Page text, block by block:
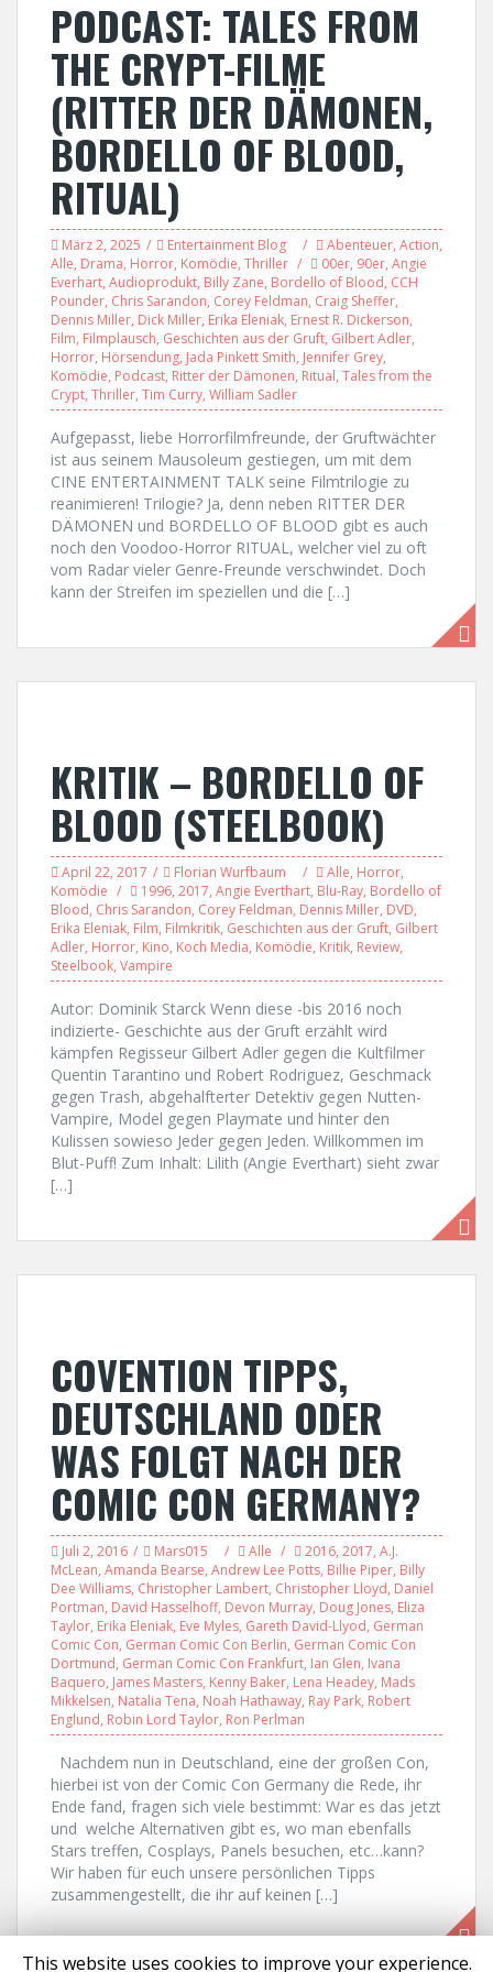
PODCAST: TALES FROM
THE CRYPT-FILME
(RITTER DER DÄMONEN,
BORDELLO OF BLOOD,
RITUAL)
März 2, 2025 Entertainment Blog Abenteuer, Action,
Alle, Drama, Horror, Komödie, Thriller 00er, 90er, Angie
Everhart, Audioprodukt, Billy Zane, Bordello of Blood, CCH
Pounder, Chris Sarandon, Corey Feldman, Craig Sheffer,
Dennis Miller, Dick Miller, Erika Eleniak, Ernest R. Dickerson,
Film, Filmplausch, Geschichten aus der Gruft, Gilbert Adler,
Horror, Hörsendung, Jada Pinkett Smith, Jennifer Grey,
Komödie, Podcast, Ritter der Dämonen, Ritual, Tales from the
Crypt, Thriller, Tim Curry, William Sadler
Aufgepasst, liebe Horrorfilmfreunde, der Gruftwächter
ist aus seinem Mausoleum gestiegen, um mit dem
CINE ENTERTAINMENT TALK seine Filmtrilogie zu
reanimieren! Trilogie? Ja, denn neben RITTER DER
DÄMONEN und BORDELLO OF BLOOD gibt es auch
noch den Voodoo-Horror RITUAL, welcher viel zu oft
vom Radar vieler Genre-Freunde verschwindet. Doch
kann der Streifen im speziellen und die […]
KRITIK – BORDELLO OF
BLOOD (STEELBOOK)
April 22, 2017 Florian Wurfbaum Alle, Horror,
Komödie
1996, 2017, Angie Everthart, Blu-Ray, Bordello of
Blood, Chris Sarandon, Corey Feldman, Dennis Miller, DVD,
Erika Eleniak, Film, Filmkritik, Geschichten aus der Gruft, Gilbert
Adler, Horror, Kino, Koch Media, Komödie, Kritik, Review,
Steelbook, Vampire
Autor: Dominik Starck Wenn diese -bis 2016 noch
indizierte- Geschichte aus der Gruft erzählt wird
kämpfen Regisseur Gilbert Adler gegen die Kultfilmer
Quentin Tarantino und Robert Rodriguez, Geschmack
gegen Trash, abgehalfterter Detektiv gegen Nutten-
Vampire, Model gegen Playmate und hinter den
Kulissen sowieso Jeder gegen Jeden. Willkommen im
Blut-Puff! Zum Inhalt: Lilith (Angie Everthart) sieht zwar
[…]
COVENTION TIPPS,
DEUTSCHLAND ODER
WAS FOLGT NACH DER
COMIC CON GERMANY?
Juli 2, 2016 Mars015 Alle 2016, 2017, A.J.
McLean, Amanda Bearse, Andrew Lee Potts, Billie Piper, Billy
Dee Williams, Christopher Lambert, Christopher Lloyd, Daniel
Portman, David Hasselhoff, Devon Murray, Doug Jones, Eliza
Taylor, Erika Eleniak, Eve Myles, Gareth David-Llyod, German
Comic Con, German Comic Con Berlin, German Comic Con
Dortmund, German Comic Con Frankfurt, Ian Glen, Ivana
Baquero, James Masters, Kenny Baker, Lena Headey, Mads
Mikkelsen, Natalia Tena, Noah Hathaway, Ray Park, Robert
Englund, Robin Lord Taylor, Ron Perlman
Nachdem nun in Deutschland, eine der großen Con,
hierbei ist von der Comic Con Germany die Rede, ihr
Ende fand, fragen sich viele bestimmt: War es das jetzt
und welche Alternativen gibt es, wo man ebenfalls
Stars treffen, Cosplays, Panels besuchen, etc…kann?
Wir haben für euch unsere persönlichen Tipps
zusammengestellt, die ihr auf keinen […]
This website uses cookies to improve your experience.